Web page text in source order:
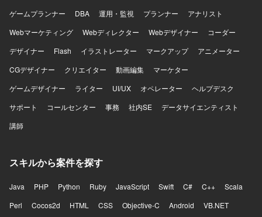
ゲームプランナー
DBA 運用・監視 プランナー
アナリスト
Webマーケティング
Webディレクター Webデザイナー
コーダー
デザイナー
Flash イラストレーター マークアップ
アニメーター
CGデザイナー
クリエイター 動画編集
マーケター
ゲームデザイナー
ライター UI/UX オペレーター
ヘルプデスク
サポート
コールセンター 事務 社内SE
データサイエンティスト
講師
スキルから案件を探す
Java PHP Python Ruby JavaScript Swift C# C++
Scala
Perl
Cocos2d HTML CSS Objective-C Android
VB.NET